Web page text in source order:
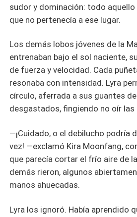
sudor y dominación: todo aquello
que no pertenecía a ese lugar.
Los demás lobos jóvenes de la
entrenaban bajo el sol naciente,
de fuerza y ​​velocidad. Cada
resonaba con intensidad. Lyra
círculo, aferrada a sus guantes
desgastados, fingiendo no oír las
—¡Cuidado, o el debilucho podría
vez! —exclamó Kira Moonfang,
que parecía cortar el frío aire de
demás rieron, algunos
manos ahuecadas.
Lyra los ignoró. Había aprendido